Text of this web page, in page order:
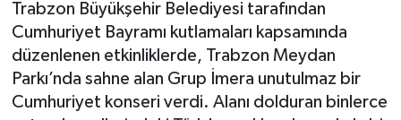
Trabzon Büyükşehir Belediyesi tarafından
Cumhuriyet Bayramı kutlamaları kapsamında
düzenlenen etkinliklerde, Trabzon Meydan
Parkı’nda sahne alan Grup İmera unutulmaz bir
Cumhuriyet konseri verdi. Alanı dolduran binlerce
Süper Lig Puan Durumu ve Fikstür
Tüm Manşetler